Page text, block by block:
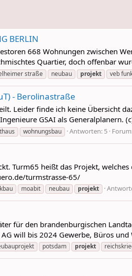
BERLIN
668 Wohnungen zwischen
Quartier, doch offenbar
straße neubau projekt veb
- Berolinastraße
Leider finde ich keine Übersicht
GSAI als Generalplanern.
wohnungsbau Antworten: 5
Turm65 heißt das Projekt,
turmstrasse-65/
moabit neubau projekt
für den brandenburgischen
will bis 2024 Gewerbe, Büros
potsdam projekt